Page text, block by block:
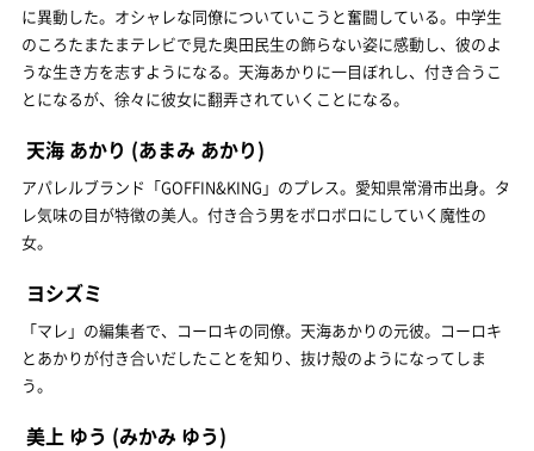
に異動した。オシャレな同僚についていこうと奮闘している。中学生
のころたまたまテレビで見た奥田民生の飾らない姿に感動し、彼のよ
うな生き方を志すようになる。天海あかりに一目ぼれし、付き合うこ
とになるが、徐々に彼女に翻弄されていくことになる。
天海 あかり (あまみ あかり)
アパレルブランド「GOFFIN&KING」のプレス。愛知県常滑市出身。タ
レ気味の目が特徴の美人。付き合う男をボロボロにしていく魔性の
女。
ヨシズミ
「マレ」の編集者で、コーロキの同僚。天海あかりの元彼。コーロキ
とあかりが付き合いだしたことを知り、抜け殻のようになってしま
う。
美上 ゆう (みかみ ゆう)